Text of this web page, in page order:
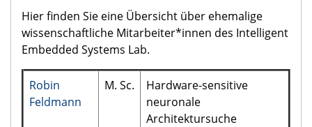
Hier finden Sie eine Übersicht über ehemalige
wissenschaftliche Mitarbeiter*innen des Intelligent
Embedded Systems Lab.
Robin
Feldmann
M. Sc.
Hardware-sensitive
neuronale
Architektursuche